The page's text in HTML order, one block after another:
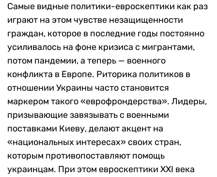
Самые видные политики-евроскептики как раз
играют на этом чувстве незащищенности
граждан, которое в последние годы постоянно
усиливалось на фоне кризиса с мигрантами,
потом пандемии, а теперь — военного
конфликта в Европе. Риторика политиков в
отношении Украины часто становится
маркером такого «еврофрондерства». Лидеры,
призывающие завязывать с военными
поставками Киеву, делают акцент на
«национальных интересах» своих стран,
которым противопоставляют помощь
украинцам. При этом евроскептики XXI века